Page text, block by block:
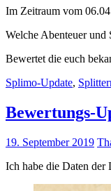
Im Zeitraum vom
Welche Abenteuer
Bewertet die euch
Splimo-Update,
Bewertungs-
19. September 2019
Ich habe die Daten